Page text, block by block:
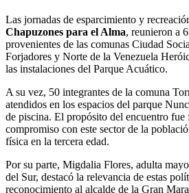
Las jornadas de esparcimiento y
Chapuzones para el Alma, reunieron a
provenientes de las comunas Ciudad
Forjadores y Norte de la Venezuela
las instalaciones del Parque Acuático.
A su vez, 50 integrantes de la comuna
atendidos en los espacios del parque
de piscina. El propósito del encuentro fue
compromiso con este sector de la
física en la tercera edad.
Por su parte, Migdalia Flores, adulta
del Sur, destacó la relevancia de estas
reconocimiento al alcalde de la Gran